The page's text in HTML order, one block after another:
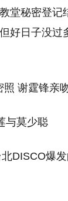
堂秘密登
好日子没过
莫少聪
DISCO爆